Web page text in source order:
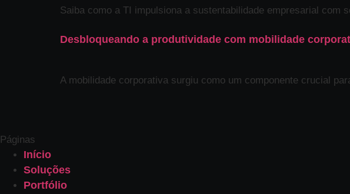
Saiba como a TI impulsiona a sustentabilidade empresarial com
Desbloqueando a produtividade com mobilidade
A mobilidade corporativa surgiu como um componente crucial
Páginas
Início
Soluções
Portfólio